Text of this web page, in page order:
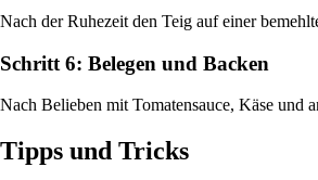
Nach der Ruhezeit den Teig auf einer
Schritt 6: Belegen und Backen
Nach Belieben mit Tomatensauce, Käse und
Tipps und Tricks